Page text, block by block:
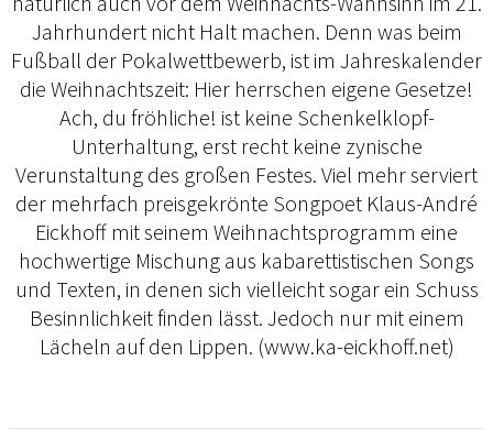
Jahrhundert nicht Halt machen. Denn was beim
Fußball der Pokalwettbewerb, ist im Jahreskalender
die Weihnachtszeit: Hier herrschen eigene Gesetze!
Ach, du fröhliche! ist keine Schenkelklopf-
Unterhaltung, erst recht keine zynische
Verunstaltung des großen Festes. Viel mehr serviert
der mehrfach preisgekrönte Songpoet Klaus-André
Eickhoff mit seinem Weihnachtsprogramm eine
hochwertige Mischung aus kabarettistischen Songs
und Texten, in denen sich vielleicht sogar ein Schuss
Besinnlichkeit finden lässt. Jedoch nur mit einem
Lächeln auf den Lippen. (www.ka-eickhoff.net)